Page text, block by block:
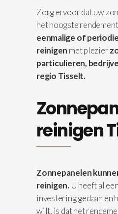
Zorg ervoor dat uw
het hoogste
eenmalige of
reinigen met plezier
particulieren,
regio Tisselt.
reinigen
Zonnepanelen
reinigen. U heeft al
investering gedaan en
wilt, is dat het